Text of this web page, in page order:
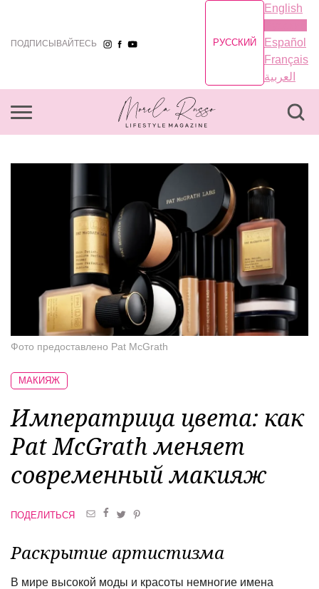
ПОДПИСЫВАЙТЕСЬ РУССКИЙ
English
Español
Français
العربية
Фото предоставлено Pat McGrath
Императрица цвета: как
Pat McGrath меняет
современный макияж
МАКИЯЖ
ПОДЕЛИТЬСЯ
Раскрытие артистизма
В мире высокой моды и красоты немногие имена